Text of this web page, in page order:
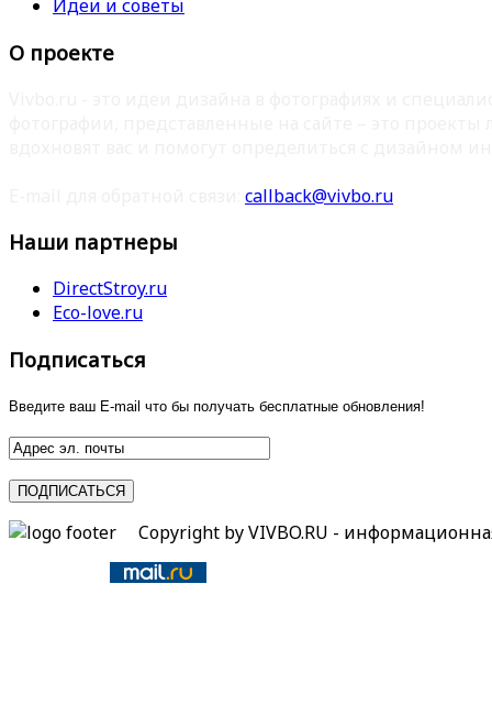
Идеи и советы
О проекте
callback@vivbo.ru
Наши партнеры
DirectStroy.ru
Eco-love.ru
Подписаться
Введите ваш E-mail что бы получать бесплатные обновления!
Copyright by VIVBO.RU -